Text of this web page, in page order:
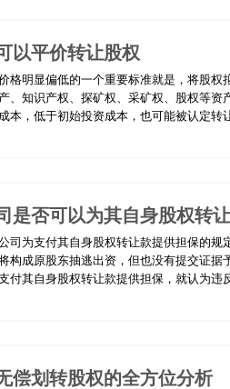
以平价转让股权
格明显偏低的一个重要标准就是，将股
、知识产权、探矿权、采矿权、股权等
本，低于初始投资成本，也可能被认定转
是否可以为其自身股权转
司为支付其自身股权转让款提供担保的
构成原股东抽逃出资，但也没有提交证
付其自身股权转让款提供担保，就认为违
偿划转股权的全方位分析